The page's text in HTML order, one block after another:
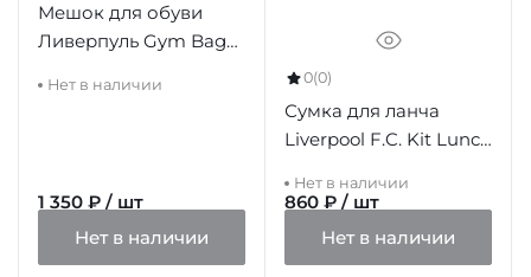
Мешок для обуви
Ливерпуль Gym Bag
Нет в наличии
1 350 ₽ / шт
Нет в наличии
0(0)
Сумка для ланча
Liverpool F.C. Kit Lunch
Нет в наличии
860 ₽ / шт
Нет в наличии